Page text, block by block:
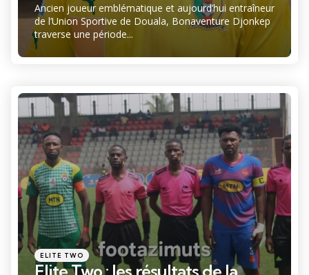
Ancien joueur emblématique et aujourd’hui entraîneur
de l’Union Sportive de Douala, Bonaventure Djonkep
traverse une période...
Catégories
Posté
dans
ELITE TWO